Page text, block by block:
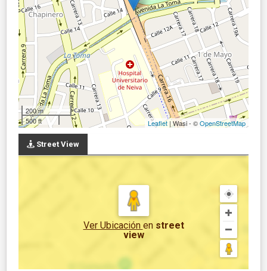
200 m
500 ft
Leaflet | Wasi - ©OpenStreetMap
Street View
Ver Ubicación en street
view